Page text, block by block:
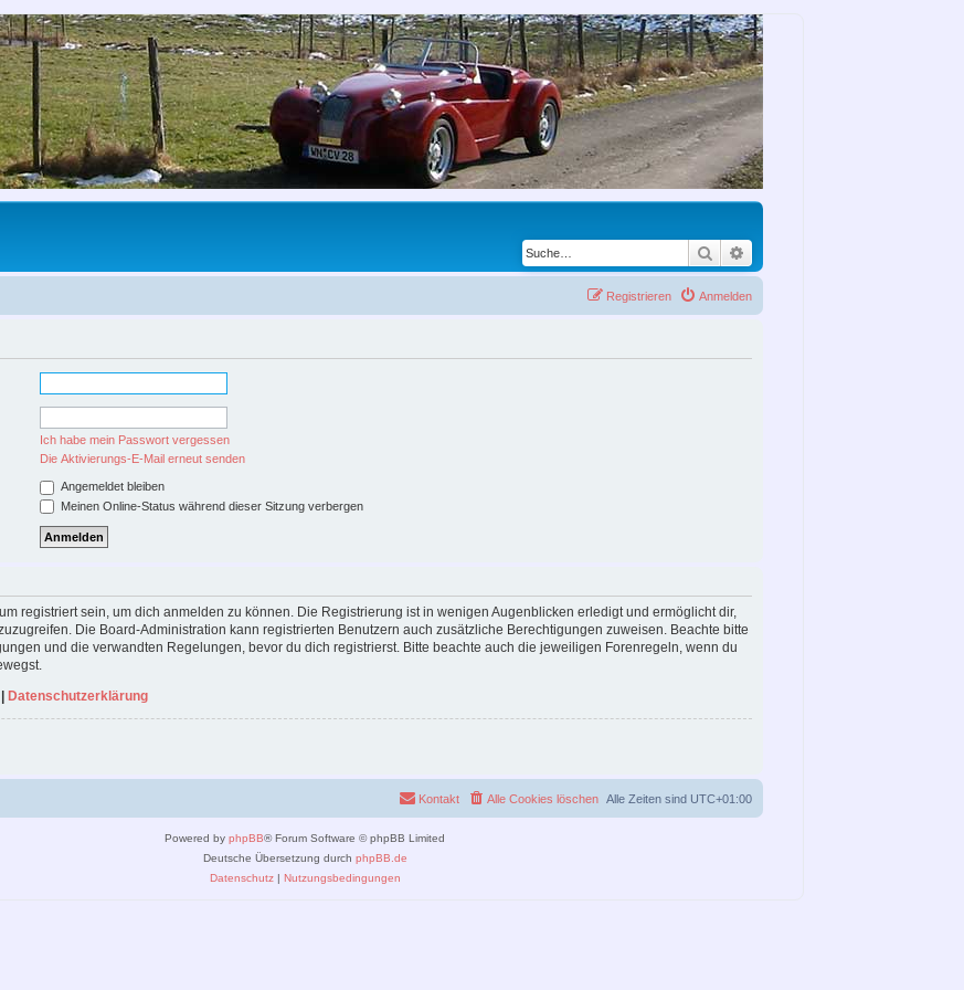
Suche
Anmelden
Registrieren
Ich habe mein Passwort vergessen
Die Aktivierungs-E-Mail erneut senden
Angemeldet bleiben
Meinen Online-Status während dieser Sitzung verbergen
registriert sein, um dich anmelden zu können. Die Registrierung ist in wenigen Augenblicken erledigt und ermöglicht dir,
Die Board-Administration kann registrierten Benutzern auch zusätzliche Berechtigungen zuweisen. Beachte bitte
und die verwandten Regelungen, bevor du dich registrierst. Bitte beachte auch die jeweiligen Forenregeln, wenn du
| Datenschutzerklärung
Alle Zeiten sind UTC+01:00
Alle Cookies löschen
Kontakt
Powered by phpBB® Forum Software © phpBB Limited
Deutsche Übersetzung durch phpBB.de
Datenschutz| Nutzungsbedingungen